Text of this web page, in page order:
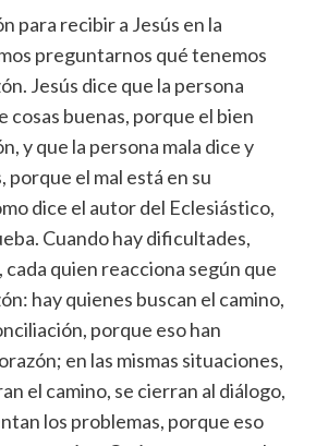
para recibir a Jesús en la
preguntarnos qué tenemos
Jesús dice que la persona
cosas buenas, porque el bien
y que la persona mala dice y
porque el mal está en su
dice el autor del Eclesiástico,
Cuando hay dificultades,
cada quien reacciona según que
hay quienes buscan el camino,
porque eso han
en las mismas situaciones,
el camino, se cierran al diálogo,
los problemas, porque eso